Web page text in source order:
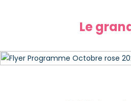
Le